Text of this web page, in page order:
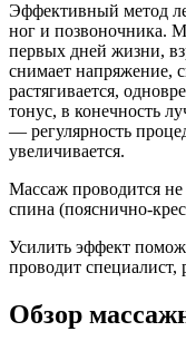
Эффективный метод
ног и позвоночника.
первых дней жизни,
снимает напряжение,
растягивается,
тонус, в конечность
— регулярность
увеличивается.
Массаж проводится не
спина (пояснично-
Усилить эффект
проводит специалист,
Обзор